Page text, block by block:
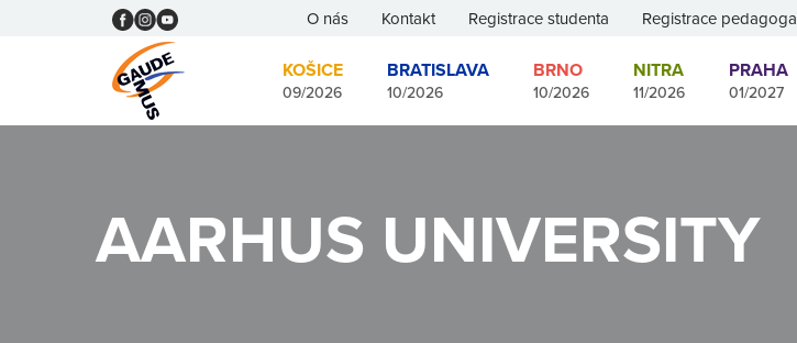
O nás Kontakt Registrace studenta Registrace pedagoga
KOŠICE
09/2026
BRATISLAVA
10/2026
BRNO
10/2026
NITRA
11/2026
PRAHA
01/2027
AARHUS UNIVERSITY